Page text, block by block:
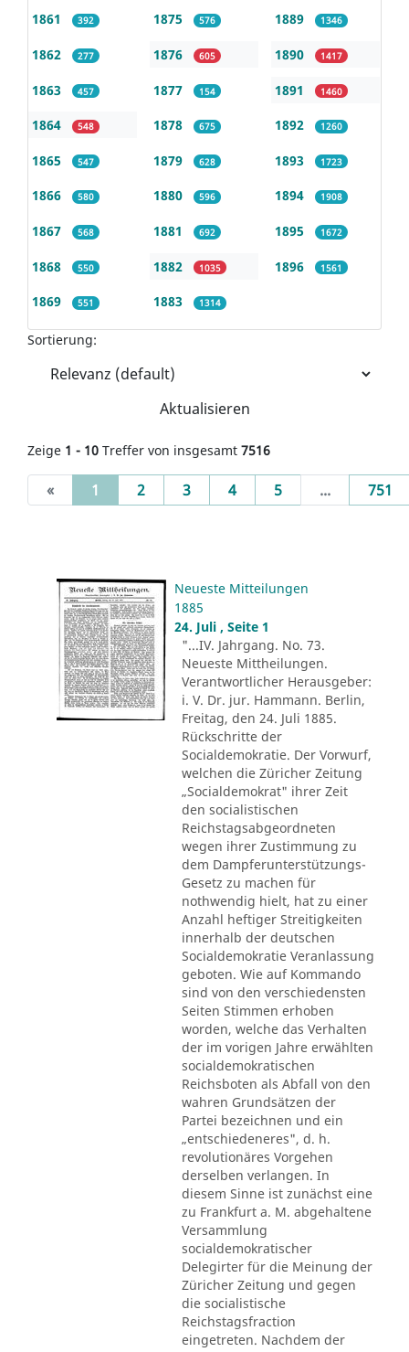
1861 392
1862 277
1863 457
1864 548
1865 547
1866 580
1867 568
1868 550
1869 551
1875 576
1876 605
1877 154
1878 675
1879 628
1880 596
1881 692
1882 1035
1883 1314
1889 1346
1890 1417
1891 1460
1892 1260
1893 1723
1894 1908
1895 1672
1896 1561
Sortierung:
Aktualisieren
Zeige 1 - 10 Treffer von insgesamt 7516
« 1 (current)
2 3 4 5 ... 751
Neueste Mitteilungen
1885
24. Juli , Seite 1
"...IV. Jahrgang. No. 73.
Neueste Mittheilungen.
Verantwortlicher Herausgeber:
i. V. Dr. jur. Hammann. Berlin,
Freitag, den 24. Juli 1885.
Rückschritte der
Socialdemokratie. Der Vorwurf,
welchen die Züricher Zeitung
„Socialdemokrat" ihrer Zeit
den socialistischen
Reichstagsabgeordneten
wegen ihrer Zustimmung zu
dem Dampferunterstützungs-
Gesetz zu machen für
nothwendig hielt, hat zu einer
Anzahl heftiger Streitigkeiten
innerhalb der deutschen
Socialdemokratie Veranlassung
geboten. Wie auf Kommando
sind von den verschiedensten
Seiten Stimmen erhoben
worden, welche das Verhalten
der im vorigen Jahre erwählten
socialdemokratischen
Reichsboten als Abfall von den
wahren Grundsätzen der
Partei bezeichnen und ein
„entschiedeneres", d. h.
revolutionäres Vorgehen
derselben verlangen. In
diesem Sinne ist zunächst eine
zu Frankfurt a. M. abgehaltene
Versammlung
socialdemokratischer
Delegirter für die Meinung der
Züricher Zeitung und gegen
die socialistische
Reichstagsfraction
eingetreten. Nachdem der